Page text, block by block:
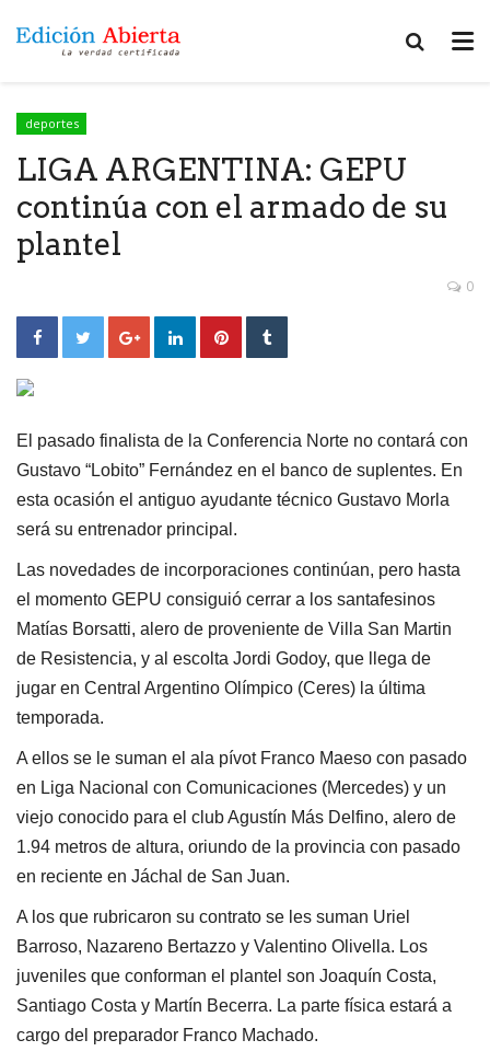
deportes
LIGA ARGENTINA: GEPU
continúa con el armado de su
plantel
0
El pasado finalista de la Conferencia Norte no contará con
Gustavo “Lobito” Fernández en el banco de suplentes. En
esta ocasión el antiguo ayudante técnico Gustavo Morla
será su entrenador principal.
Las novedades de incorporaciones continúan, pero hasta
el momento GEPU consiguió cerrar a los santafesinos
Matías Borsatti, alero de proveniente de Villa San Martin
de Resistencia, y al escolta Jordi Godoy, que llega de
jugar en Central Argentino Olímpico (Ceres) la última
temporada.
A ellos se le suman el ala pívot Franco Maeso con pasado
en Liga Nacional con Comunicaciones (Mercedes) y un
viejo conocido para el club Agustín Más Delfino, alero de
1.94 metros de altura, oriundo de la provincia con pasado
en reciente en Jáchal de San Juan.
A los que rubricaron su contrato se les suman Uriel
Barroso, Nazareno Bertazzo y Valentino Olivella. Los
juveniles que conforman el plantel son Joaquín Costa,
Santiago Costa y Martín Becerra. La parte física estará a
cargo del preparador Franco Machado.